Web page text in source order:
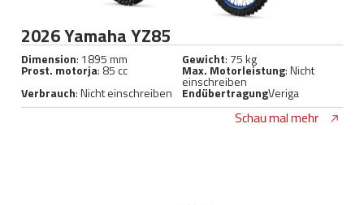
2026 Yamaha YZ85
Dimension: 1895 mm Gewicht: 75 kg
Prost. motorja: 85 cc Max. Motorleistung: Nicht
einschreiben
Verbrauch: Nicht einschreiben EndübertragungVeriga
Schau mal mehr